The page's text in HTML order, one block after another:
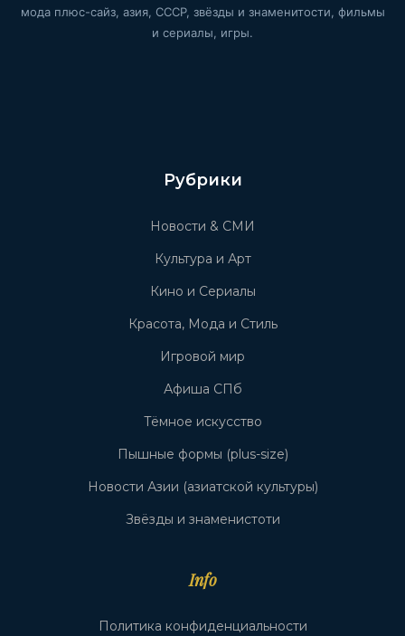
мода плюс-сайз, азия, СССР, звёзды и знаменитости, фильмы
и сериалы, игры.
Рубрики
Новости & СМИ
Культура и Арт
Кино и Сериалы
Красота, Мода и Стиль
Игровой мир
Афиша СПб
Тёмное искусство
Пышные формы (plus-size)
Новости Азии (азиатской культуры)
Звёзды и знаменистоти
Info
Политика конфиденциальности